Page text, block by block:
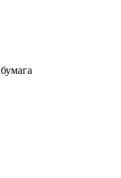
бумага